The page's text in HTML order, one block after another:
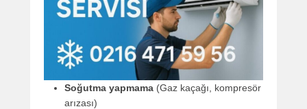
Soğutma yapmama (Gaz kaçağı, kompresör
arızası)